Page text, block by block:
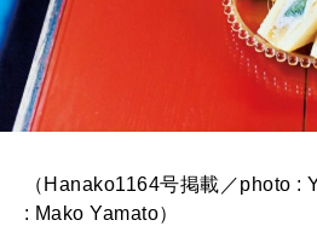
（Hanako1164号掲載／photo :
: Mako Yamato）